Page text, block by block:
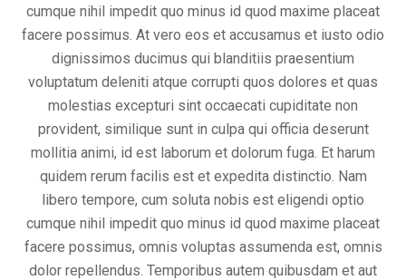
cumque nihil impedit quo minus id quod maxime placeat
facere possimus. At vero eos et accusamus et iusto odio
dignissimos ducimus qui blanditiis praesentium
voluptatum deleniti atque corrupti quos dolores et quas
molestias excepturi sint occaecati cupiditate non
provident, similique sunt in culpa qui officia deserunt
mollitia animi, id est laborum et dolorum fuga. Et harum
quidem rerum facilis est et expedita distinctio. Nam
libero tempore, cum soluta nobis est eligendi optio
cumque nihil impedit quo minus id quod maxime placeat
facere possimus, omnis voluptas assumenda est, omnis
dolor repellendus. Temporibus autem quibusdam et aut